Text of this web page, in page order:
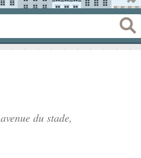
avenue du stade,